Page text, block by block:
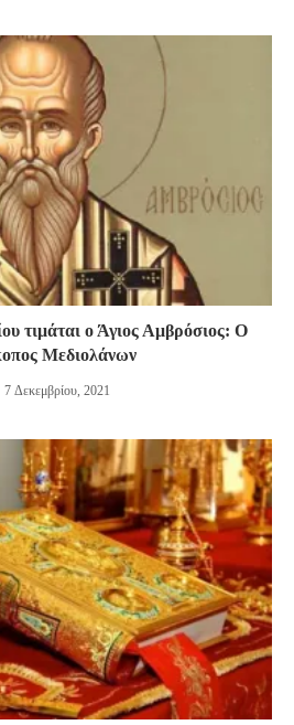
τιμάται ο Άγιος Αμβρόσιος: Ο
Μεδιολάνων
7 Δεκεμβρίου, 2021